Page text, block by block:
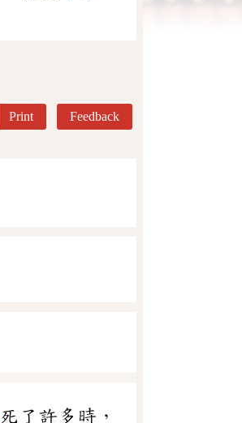
Print Feedback
死了許多時，